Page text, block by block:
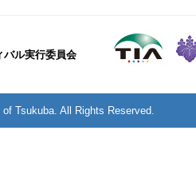
バル実行委員会
Tsukuba. All Rights Reserved.